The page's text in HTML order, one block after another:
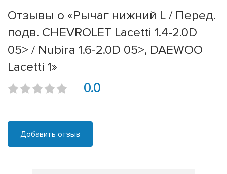
Отзывы о «Рычаг нижний L / Перед.
подв. CHEVROLET Lacetti 1.4-2.0D
05> / Nubira 1.6-2.0D 05>, DAEWOO
Lacetti 1»
0.0
Добавить отзыв